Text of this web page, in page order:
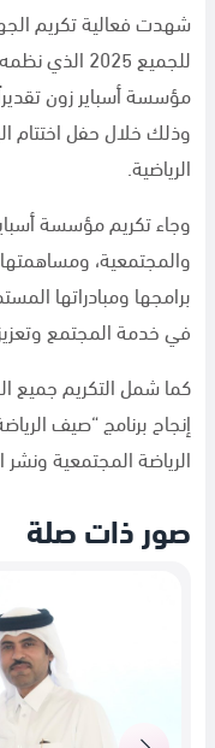
شهدت فعالية تكريم
للجميع 2025
مؤسسة أسباير زون
وذلك خلال حفل اختتام
الرياضية.
وجاء تكريم مؤسسة
والمجتمعية،
برامجها ومبادراتها
في خدمة المجتمع
كما شمل التكريم
الرياضة المجتمعية
صور ذات صلة